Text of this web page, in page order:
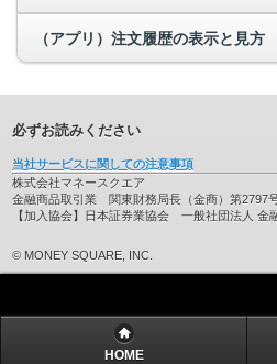
（アプリ）注文履歴の表示と見方
必ずお読みください
当社サービスに関しての注意事項
株式会社マネースクエア
金融商品取引業 関東財務局長（金商）第2797
【加入協会】日本証券業協会 一般社団法人 金
© MONEY SQUARE, INC.
HOME